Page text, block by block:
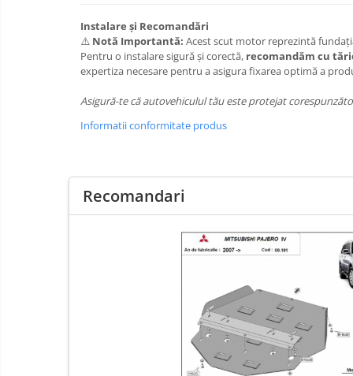
Carlige Mitsubishi
Carlige Nissan
Carlige Omoda
Carlige Peugeot
Carlige Plymouth
Instalare și Recomandări
⚠️ Notă Importantă: Acest scut motor reprezintă
Pentru o instalare sigură și corectă, recomandăm cu
expertiza necesare pentru a asigura fixarea optimă a
Asigură-te că autovehiculul tău este protejat
Informatii conformitate produs
Recomandari